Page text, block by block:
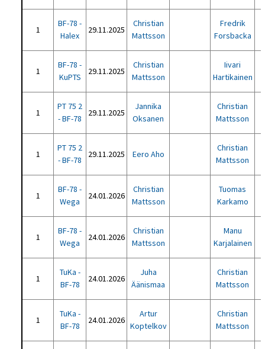
1
BF-78 -
Halex
29.11.2025
Christian
Mattsson
Fredrik
Forsbacka
1
BF-78 -
KuPTS
29.11.2025
Christian
Mattsson
Iivari
Hartikainen
1
PT 75 2
- BF-78
29.11.2025
Jannika
Oksanen
Christian
Mattsson
1
PT 75 2
- BF-78
29.11.2025 Eero Aho
Christian
Mattsson
1
BF-78 -
Wega
24.01.2026
Christian
Mattsson
Tuomas
Karkamo
1
BF-78 -
Wega
24.01.2026
Christian
Mattsson
Manu
Karjalainen
1
TuKa -
BF-78
24.01.2026
Juha
Äänismaa
Christian
Mattsson
1
TuKa -
BF-78
24.01.2026
Artur
Koptelkov
Christian
Mattsson